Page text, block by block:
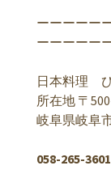
ーーーーー
ーーーーー
日本料理
所在地 〒
岐阜県岐阜
058-265-3601